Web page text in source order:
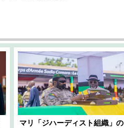
マリ「ジハーディスト組織」の